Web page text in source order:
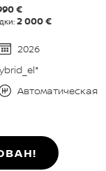
€
2 000 €
2026
Автоматическая